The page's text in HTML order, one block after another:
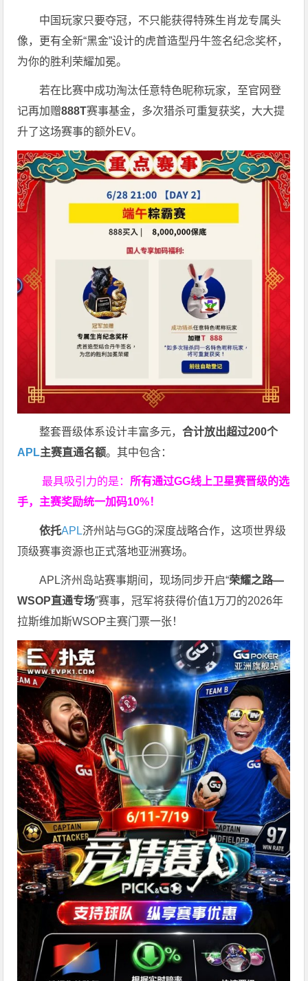
中国玩家只要夺冠，不只能获得特殊生肖龙专属头
像，更有全新“黑金”设计的虎首造型丹牛签名纪念奖杯，
为你的胜利荣耀加冕。
若在比赛中成功淘汰任意特色昵称玩家，至官网登
记再加赠888T赛事基金，多次猎杀可重复获奖，大大提
升了这场赛事的额外EV。
整套晋级体系设计丰富多元，合计放出超过200个
APL主赛直通名额。其中包含：
最具吸引力的是： 所有通过GG线上卫星赛晋级的选
手，主赛奖励统一加码10%！
依托APL济州站与GG的深度战略合作，这项世界级
顶级赛事资源也正式落地亚洲赛场。
APL济州岛站赛事期间，现场同步开启“荣耀之路—
WSOP直通专场”赛事，冠军将获得价值1万刀的2026年
拉斯维加斯WSOP主赛门票一张！